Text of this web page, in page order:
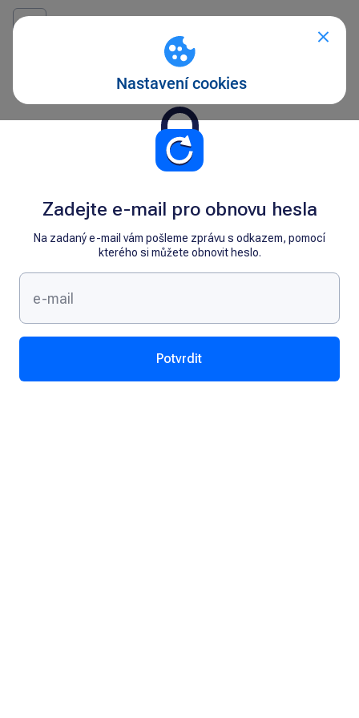
Zadejte e-mail pro obnovu hesla
Na zadaný e-mail vám pošleme zprávu s odkazem, pomocí
kterého si můžete obnovit heslo.
Potvrdit